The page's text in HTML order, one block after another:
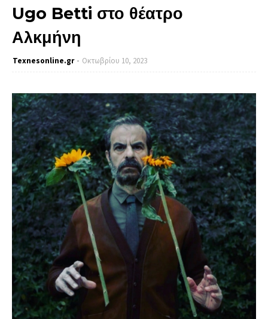
Ugo Betti στο θέατρο
Αλκμήνη
Texnesοnline.gr Οκτωβρίου 10, 2023